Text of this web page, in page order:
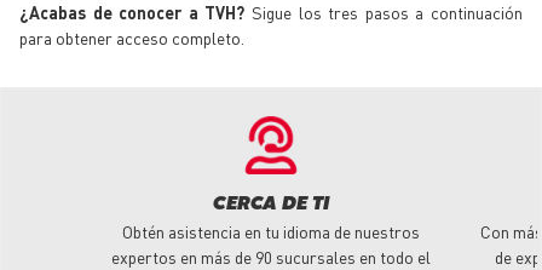
¿Acabas de conocer a TVH? Sigue los tres pasos a continuación
para obtener acceso completo.
CERCA DE TI
Obtén asistencia en tu idioma de nuestros
expertos en más de 90 sucursales en todo el
Con
de